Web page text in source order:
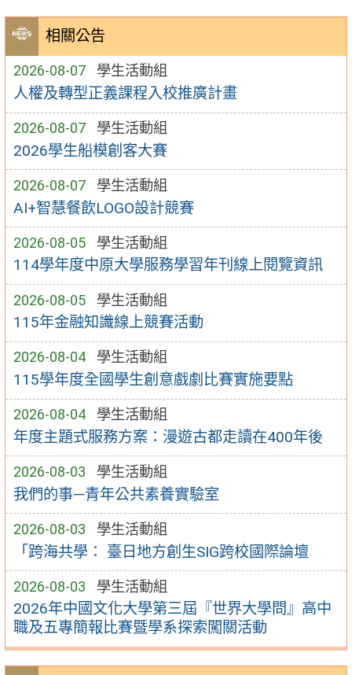
相關公告
2026-08-07 學生活動組
人權及轉型正義課程入校推廣計畫
2026-08-07 學生活動組
2026學生船模創客大賽
2026-08-07 學生活動組
AI+智慧餐飲LOGO設計競賽
2026-08-05 學生活動組
114學年度中原大學服務學習年刊線上閱覽資訊
2026-08-05 學生活動組
115年金融知識線上競賽活動
2026-08-04 學生活動組
115學年度全國學生創意戲劇比賽實施要點
2026-08-04 學生活動組
年度主題式服務方案：漫遊古都走讀在400年後
2026-08-03 學生活動組
我們的事—青年公共素養實驗室
2026-08-03 學生活動組
「跨海共學： 臺日地方創生SIG跨校國際論壇
2026-08-03 學生活動組
2026年中國文化大學第三屆『世界大學問』高中
職及五專簡報比賽暨學系探索闖關活動